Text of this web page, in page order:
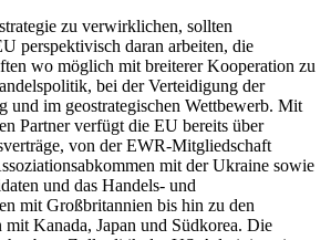
zu verwirklichen, sollten
perspektivisch daran arbeiten, die
wo möglich mit brei­terer Kooperation zu
bei der Verteidigung der
und im geostrategischen Wettbewerb. Mit
Partner verfügt die EU bereits über
von der EWR-Mitgliedschaft
mit der Ukraine sowie
und das Handels- und
mit Großbritannien bis hin zu den
mit Kanada, Japan und Süd­korea. Die